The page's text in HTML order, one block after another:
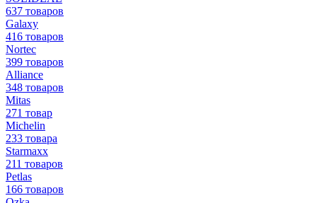
637 товаров
Galaxy
416 товаров
Nortec
399 товаров
Alliance
348 товаров
Mitas
271 товар
Michelin
233 товара
Starmaxx
211 товаров
Petlas
166 товаров